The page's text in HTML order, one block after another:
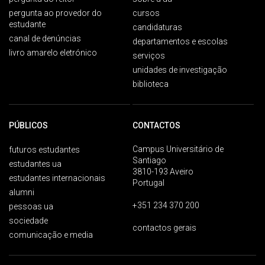
pergunta ao provedor do
estudante
canal de denúncias
livro amarelo eletrónico
cursos
candidaturas
departamentos e escolas
serviços
unidades de investigação
biblioteca
PÚBLICOS
futuros estudantes
estudantes ua
estudantes internacionais
alumni
pessoas ua
sociedade
comunicação e media
CONTACTOS
Campus Universitário de
Santiago
3810-193 Aveiro
Portugal
+351 234 370 200
contactos gerais